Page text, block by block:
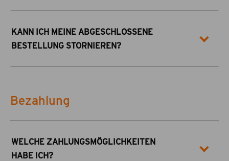
KANN ICH MEINE ABGESCHLOSSENE
BESTELLUNG STORNIEREN?
Bezahlung
WELCHE ZAHLUNGSMÖGLICHKEITEN
HABE ICH?